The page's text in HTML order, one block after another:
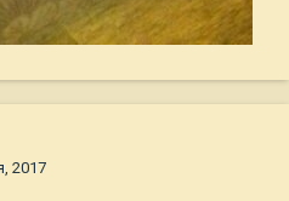
2017